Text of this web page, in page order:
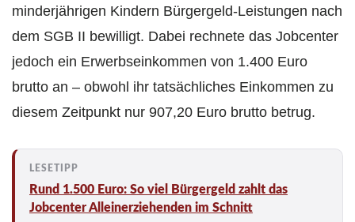
minderjährigen Kindern Bürgergeld-Leistungen nach
dem SGB II bewilligt. Dabei rechnete das Jobcenter
jedoch ein Erwerbseinkommen von 1.400 Euro
brutto an – obwohl ihr tatsächliches Einkommen zu
diesem Zeitpunkt nur 907,20 Euro brutto betrug.
Rund 1.500 Euro: So viel Bürgergeld zahlt das
Jobcenter Alleinerziehenden im Schnitt